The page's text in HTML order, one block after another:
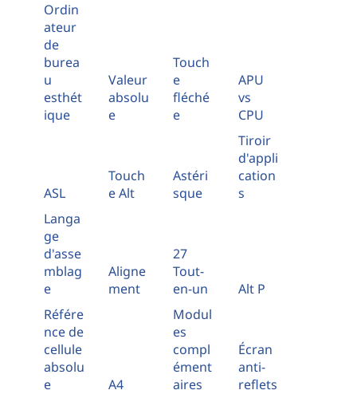
Ordin
ateur
de
burea
u
esthét
ique
Valeur
absolu
e
Touch
e
fléché
e
APU
vs
CPU
ASL
Touch
e Alt
Astéri
sque
Tiroir
d'appli
cation
s
Langa
ge
d'asse
mblag
e
Aligne
ment
27
Tout-
en-un
Alt P
Référe
nce de
cellule
absolu
e
A4
Modul
es
compl
ément
aires
Écran
anti-
reflets